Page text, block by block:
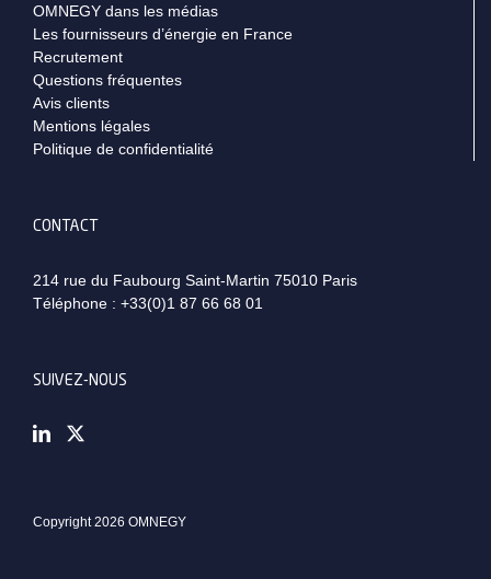
OMNEGY dans les médias
Les fournisseurs d’énergie en France
Recrutement
Questions fréquentes
Avis clients
Mentions légales
Politique de confidentialité
CONTACT
214 rue du Faubourg Saint-Martin 75010 Paris
Téléphone : +33(0)1 87 66 68 01
SUIVEZ-NOUS
Copyright 2026 OMNEGY